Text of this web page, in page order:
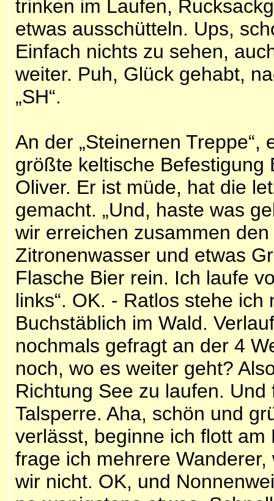
trinken im Laufen,
etwas ausschütteln. Ups,
Einfach nichts zu sehen,
weiter. Puh, Glück gehabt,
„SH“.
An der „Steinernen
größte keltische Befestigung
Oliver. Er ist müde, hat die
gemacht. „Und, haste was
wir erreichen zusammen
Zitronenwasser und etwas
Flasche Bier rein. Ich laufe
links“. OK. - Ratlos stehe
Buchstäblich im Wald.
nochmals gefragt an der 4
noch, wo es weiter geht?
Richtung See zu laufen.
Talsperre. Aha, schön und
verlässt, beginne ich flott
frage ich mehrere
wir nicht. OK, und